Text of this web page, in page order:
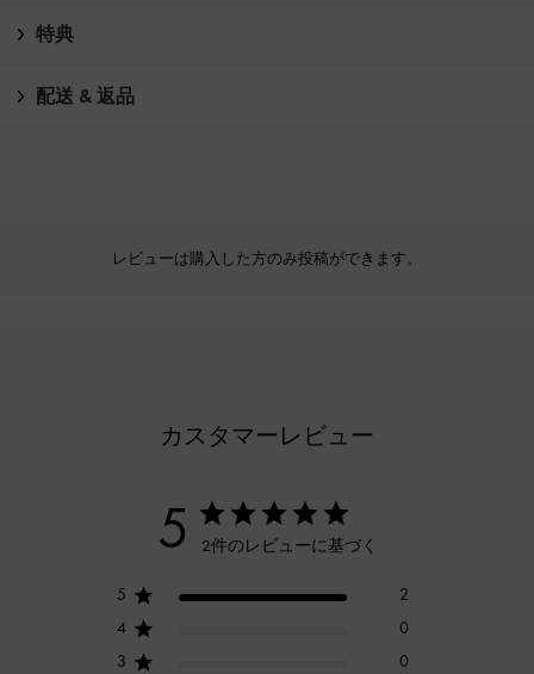
特典
配送 & 返品
レビューは購入した方のみ投稿ができます。
カスタマーレビュー
5 2件のレビューに基づく
5
2
4
0
3
0